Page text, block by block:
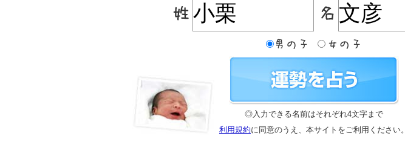
◎入力できる名前はそれぞれ4文字まで
利用規約に同意のうえ、本サイトをご利用ください。